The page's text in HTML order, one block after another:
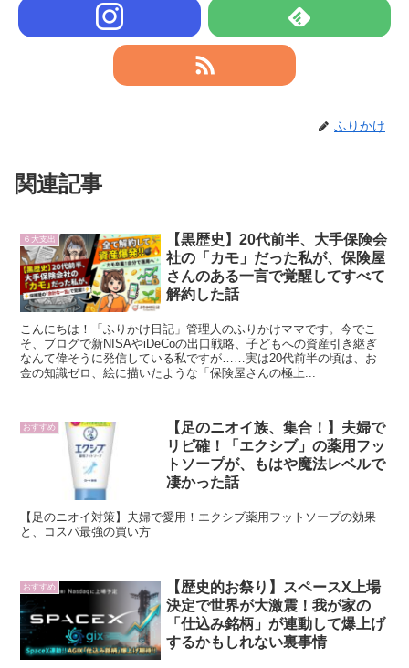
ふりかけ
関連記事
６大支出
【黒歴史】20代前半、大手保険会
社の「カモ」だった私が、保険屋
さんのある一言で覚醒してすべて
解約した話
こんにちは！「ふりかけ日記」管理人のふりかけママです。今でこ
そ、ブログで新NISAやiDeCoの出口戦略、子どもへの資産引き継ぎ
なんて偉そうに発信している私ですが……実は20代前半の頃は、お
金の知識ゼロ、絵に描いたような「保険屋さんの極上...
おすすめ
【足のニオイ族、集合！】夫婦で
リピ確！「エクシブ」の薬用フッ
トソープが、もはや魔法レベルで
凄かった話
【足のニオイ対策】夫婦で愛用！エクシブ薬用フットソープの効果
と、コスパ最強の買い方
おすすめ
【歴史的お祭り】スペースX上場
決定で世界が大激震！我が家の
「仕込み銘柄」が連動して爆上げ
するかもしれない裏事情